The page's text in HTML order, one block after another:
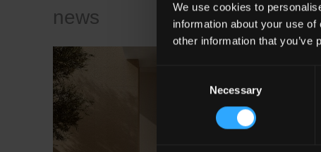
We use cookies to
information about your use
other information that you’ve
Necessary
news